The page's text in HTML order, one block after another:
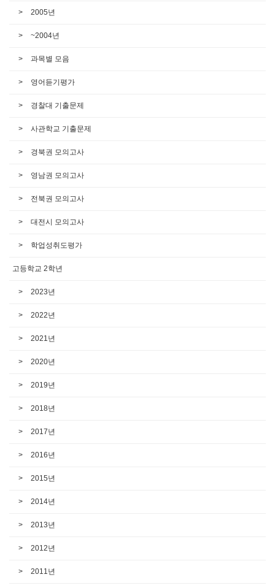
2005년
~2004년
과목별 모음
영어듣기평가
경찰대 기출문제
사관학교 기출문제
경북권 모의고사
영남권 모의고사
전북권 모의고사
대전시 모의고사
학업성취도평가
고등학교 2학년
2023년
2022년
2021년
2020년
2019년
2018년
2017년
2016년
2015년
2014년
2013년
2012년
2011년